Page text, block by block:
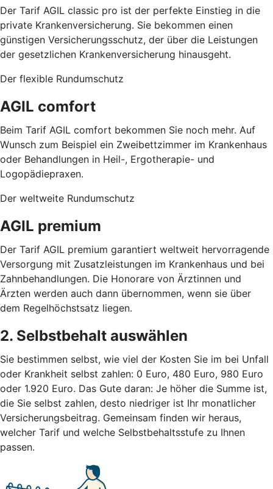
Der Tarif AGIL classic pro ist der perfekte Einstieg in die
private Krankenversicherung. Sie bekommen einen
günstigen Versicherungsschutz, der über die Leistungen
der gesetzlichen Krankenversicherung hinausgeht.
Der flexible Rundumschutz
AGIL comfort
Beim Tarif AGIL comfort bekommen Sie noch mehr. Auf
Wunsch zum Beispiel ein Zweibettzimmer im Krankenhaus
oder Behandlungen in Heil-, Ergotherapie- und
Logopädiepraxen.
Der weltweite Rundumschutz
AGIL premium
Der Tarif AGIL premium garantiert weltweit hervorragende
Versorgung mit Zusatzleistungen im Krankenhaus und bei
Zahnbehandlungen. Die Honorare von Ärztinnen und
Ärzten werden auch dann übernommen, wenn sie über
dem Regelhöchstsatz liegen.
2. Selbstbehalt auswählen
Sie bestimmen selbst, wie viel der Kosten Sie im bei Unfall
oder Krankheit selbst zahlen: 0 Euro, 480 Euro, 980 Euro
oder 1.920 Euro. Das Gute daran: Je höher die Summe ist,
die Sie selbst zahlen, desto niedriger ist Ihr monatlicher
Versicherungsbeitrag. Gemeinsam finden wir heraus,
welcher Tarif und welche Selbstbehaltsstufe zu Ihnen
passen.